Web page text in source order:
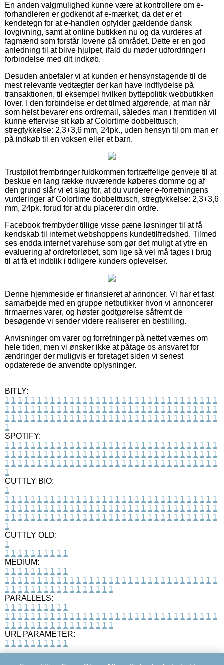
En anden valgmulighed kunne være at kontrollere om e-
forhandleren er godkendt af e-mærket, da det er et
kendetegn for at e-handlen opfylder gældende dansk
lovgivning, samt at online butikken nu og da vurderes af
fagmænd som forstår lovene på området. Dette er en god
anledning til at blive hjulpet, ifald du møder udfordringer i
forbindelse med dit indkøb.
Desuden anbefaler vi at kunden er hensynstagende til de
mest relevante vedtægter der kan have indflydelse på
transaktionen, til eksempel hvilken byttepolitik webbutikken
lover. I den forbindelse er det tilmed afgørende, at man når
som helst bevarer ens ordremail, således man i fremtiden vil
kunne eftervise sit køb af Colortime dobbelttusch,
stregtykkelse: 2,3+3,6 mm, 24pk., uden hensyn til om man er
på indkøb til en voksen eller et barn.
Trustpilot frembringer fuldkommen fortræffelige genveje til at
beskue en lang række nuværende køberes domme og af
den grund slår vi et slag for, at du vurderer e-forretningens
vurderinger af Colortime dobbelttusch, stregtykkelse: 2,3+3,6
mm, 24pk. forud for at du placerer din ordre.
Facebook frembyder tillige visse pæne løsninger til at få
kendskab til internet webshoppens kundetilfredshed. Tilmed
ses endda internet varehuse som gør det muligt at ytre en
evaluering af ordreforløbet, som lige så vel må tages i brug
til at få et indblik i tidligere kunders oplevelser.
Denne hjemmeside er finansieret af annoncer. Vi har et fast
samarbejde med en gruppe netbutikker hvori vi annoncerer
firmaernes varer, og høster godtgørelse såfremt de
besøgende vi sender videre realiserer en bestilling.
Anvisninger om varer og forretninger på nettet værnes om
hele tiden, men vi ønsker ikke at påtage os ansvaret for
ændringer der muligvis er foretaget siden vi senest
opdaterede de anvendte oplysninger.
BITLY:
1 1 1 1 1 1 1 1 1 1 1 1 1 1 1 1 1 1 1 1 1 1 1 1 1 1 1 1 1 1 1 1 1
1 1 1 1 1 1 1 1 1 1 1 1 1 1 1 1 1 1 1 1 1 1 1 1 1 1 1 1 1 1 1 1 1
1 1 1 1 1 1 1 1 1 1 1 1 1 1 1 1 1 1 1 1 1 1 1 1 1 1 1 1 1 1 1 1 1
1
SPOTIFY:
1 1 1 1 1 1 1 1 1 1 1 1 1 1 1 1 1 1 1 1 1 1 1 1 1 1 1 1 1 1 1 1 1
1 1 1 1 1 1 1 1 1 1 1 1 1 1 1 1 1 1 1 1 1 1 1 1 1 1 1 1 1 1 1 1 1
1 1 1 1 1 1 1 1 1 1 1 1 1 1 1 1 1 1 1 1 1 1 1 1 1 1 1 1 1 1 1 1 1
1
CUTTLY BIO:
1
1 1 1 1 1 1 1 1 1 1 1 1 1 1 1 1 1 1 1 1 1 1 1 1 1 1 1 1 1 1 1 1 1
1 1 1 1 1 1 1 1 1 1 1 1 1 1 1 1 1 1 1 1 1 1 1 1 1 1 1 1 1 1 1 1 1
1 1 1 1 1 1 1 1 1 1 1 1 1 1 1 1 1 1 1 1 1 1 1 1 1 1 1 1 1 1 1 1 1
1
CUTTLY OLD:
1
1 1 1 1 1 1 1 1 1 1
MEDIUM:
1 1 1 1 1 1 1 1 1 1
1 1 1 1 1 1 1 1 1 1 1 1 1 1 1 1 1 1 1 1 1 1 1 1 1 1 1 1 1 1 1 1 1
1 1 1 1 1 1 1 1 1 1 1 1 1 1 1 1 1
PARALLELS:
1 1 1 1 1 1 1 1 1 1
1 1 1 1 1 1 1 1 1 1 1 1 1 1 1 1 1 1 1 1 1 1 1 1 1 1 1 1 1 1 1 1 1
1 1 1 1 1 1 1 1 1 1 1 1 1 1 1 1 1
URL PARAMETER:
1 1 1 1 1 1 1 1 1 1